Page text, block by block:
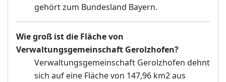
gehört zum Bundesland Bayern.
Wie groß ist die Fläche von
Verwaltungsgemeinschaft Gerolzhofen?
Verwaltungsgemeinschaft Gerolzhofen dehnt
sich auf eine Fläche von 147,96 km2 aus